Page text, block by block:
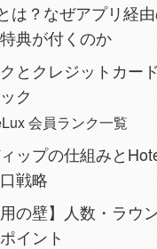
は？なぜアプリ経
典が付くのか
とクレジットカー
ク
会員ランク一覧
ップの仕組みと
戦略
用の壁】人数・ラウ
イント